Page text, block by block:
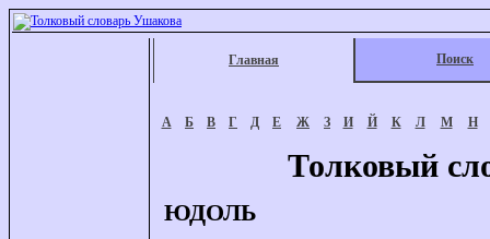
Главная Поиск
А Б В Г Д Е Ж З И Й К Л М Н
Толковый
ЮДОЛЬ